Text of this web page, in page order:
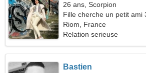
26 ans, Scorpion
Fille cherche un petit ami
Riom, France
Relation serieuse
Bastien